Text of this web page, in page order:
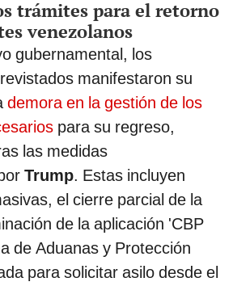
trámites para el retorno
venezolanos
gubernamental, los
manifestaron su
demora en la gestión de los
para su regreso,
las medidas
Trump. Estas incluyen
el cierre parcial de la
de la aplicación 'CBP
de Aduanas y Protección
para solicitar asilo desde el